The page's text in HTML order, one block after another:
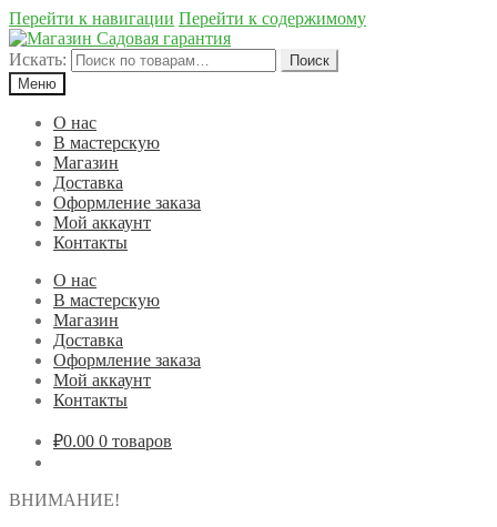
Перейти к навигации Перейти к содержимому
Искать:
Поиск
Меню
О нас
В мастерскую
Магазин
Доставка
Оформление заказа
Мой аккаунт
Контакты
О нас
В мастерскую
Магазин
Доставка
Оформление заказа
Мой аккаунт
Контакты
₽0.00 0 товаров
ВНИМАНИЕ!